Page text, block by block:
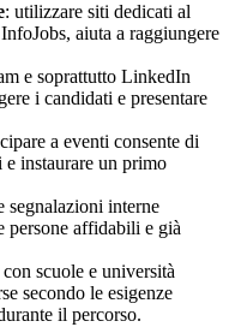
: utilizzare siti dedicati al
aiuta a raggiungere
e soprattutto LinkedIn
i candidati e presentare
a eventi consente di
instaurare un primo
segnalazioni interne
persone affidabili e già
scuole e università
secondo le esigenze
il percorso.